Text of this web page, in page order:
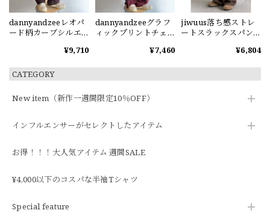
CATEGORY
New item（新作一週間限定10％OFF）
インフルエンサーがセレクトしたアイテム
お得！！！大人気アイテム 週間SALE
¥4,000以下のコスパな半袖Tシャツ
Special feature
dannyandzeeレオパ
ード柄カーブシルエ
¥9,710
dannyandzeeグラフ
ィックプリントチェ
¥7,460
jiwuus落ち感ストレ
ートスラックスパン
¥6,804